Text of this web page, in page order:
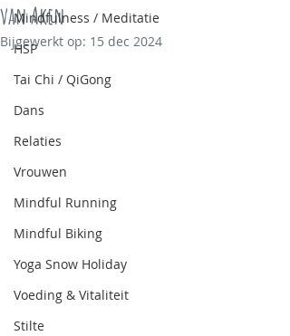
Mindfulness / Meditatie
HSP
Tai Chi / QiGong
Dans
Relaties
Vrouwen
Mindful Running
Mindful Biking
Yoga Snow Holiday
Voeding & Vitaliteit
Stilte
van Aken
Bijgewerkt op: 15 dec 2024